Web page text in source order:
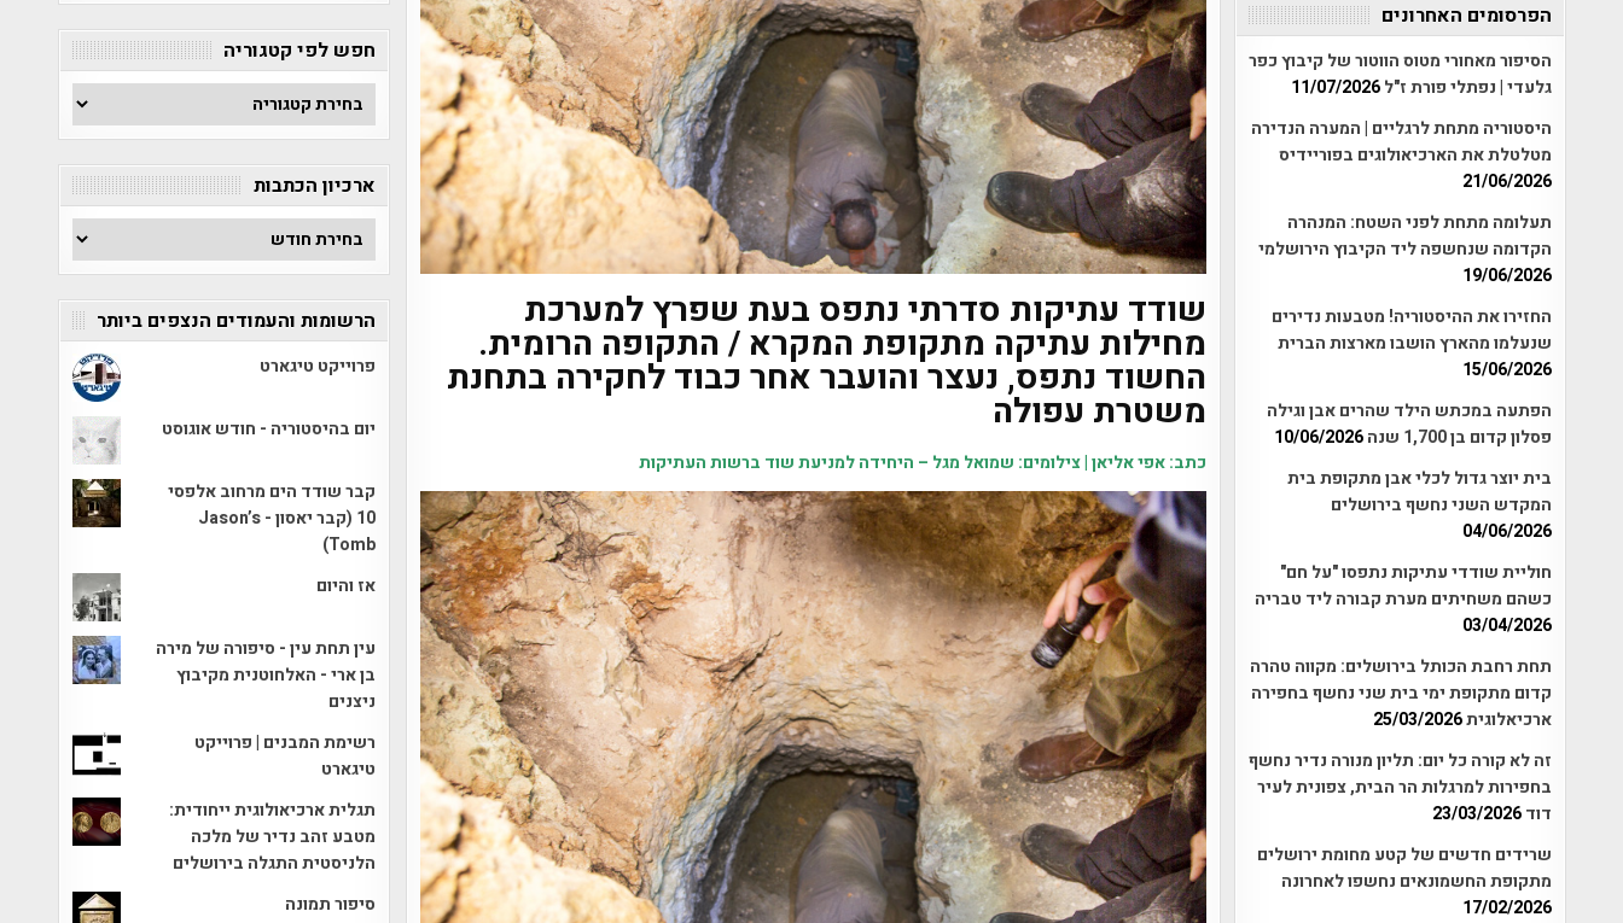
שודד עתיקות סדרתי נתפס בעת שפרץ למערכת
מחילות עתיקה מתקופת המקרא / התקופה הרומית.
החשוד נתפס, נעצר והועבר אחר כבוד לחקירה בתחנת
משטרת עפולה
כתב: אפי אליאן | צילומים: שמואל מגל – היחידה למניעת שוד ברשות העתיקות
הפרסומים האחרונים
הסיפור מאחורי מטוס הווטור של קיבוץ כפר
גלעדי | נפתלי פורת ז"ל11/07/2026
היסטוריה מתחת לרגליים | המערה הנדירה
מטלטלת את הארכיאולוגים בפוריידיס
21/06/2026
תעלומה מתחת לפני השטח: המנהרה
הקדומה שנחשפה ליד הקיבוץ הירושלמי
19/06/2026
החזירו את ההיסטוריה! מטבעות נדירים
שנעלמו מהארץ הושבו מארצות הברית
15/06/2026
הפתעה במכתש הילד שהרים אבן וגילה
פסלון קדום בן 1,700 שנה
10/06/2026
בית יוצר גדול לכלי אבן מתקופת בית
המקדש השני נחשף בירושלים
04/06/2026
חוליית שודדי עתיקות נתפסו "על חם"
כשהם משחיתים מערת קבורה ליד טבריה
03/04/2026
תחת רחבת הכותל בירושלים: מקווה טהרה
קדום מתקופת ימי בית שני נחשף בחפירה
ארכיאלוגית25/03/2026
זה לא קורה כל יום: תליון מנורה נדיר נחשף
בחפירות למרגלות הר הבית, צפונית לעיר
דוד23/03/2026
שרידים חדשים של קטע מחומת ירושלים
מתקופת החשמונאים נחשפו לאחרונה
17/02/2026
חפש לפי קטגוריה
חפש
לפי
קטגוריה
ארכיון הכתבות
ארכיון
הכתבות
הרשומות והעמודים הנצפים ביותר
פרוייקט טיגארט
יום בהיסטוריה - חודש אוגוסט
קבר שודד הים מרחוב אלפסי
10 (קבר יאסון - Jason’s
Tomb)
אז והיום
עין תחת עין - סיפורה של מירה
בן ארי - האלחוטנית מקיבוץ
ניצנים
רשימת המבנים | פרוייקט
טיגארט
תגלית ארכיאולוגית ייחודית:
מטבע זהב נדיר של מלכה
הלניסטית התגלה בירושלים
סיפור תמונה